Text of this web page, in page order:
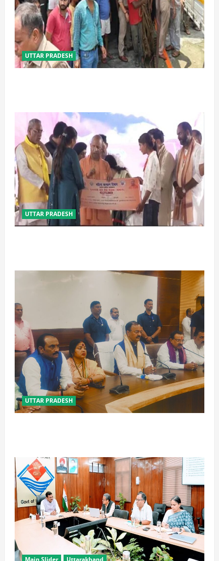
UTTAR PRADESH
UTTAR PRADESH
UTTAR PRADESH
Main Slider Uttarakhand